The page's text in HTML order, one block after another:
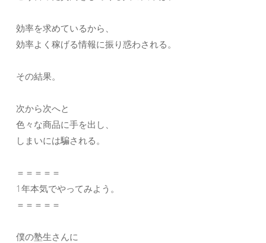
効率を求めているから、
効率よく稼げる情報に振り惑わされる。
その結果。
次から次へと
色々な商品に手を出し、
しまいには騙される。
＝＝＝＝＝
1年本気でやってみよう。
＝＝＝＝＝
僕の塾生さんに